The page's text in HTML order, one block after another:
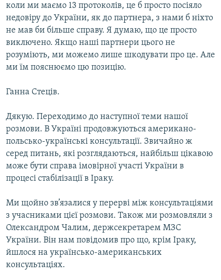
коли ми маємо 13 протоколів, це б просто посіяло
недовіру до України, як до партнера, з нами б ніхто
не мав би більше справу. Я думаю, що це просто
виключено. Якщо наші партнери цього не
розуміють, ми можемо лише шкодувати про це. Але
ми їм пояснюємо цю позицію.
Ганна Стеців.
Дякую. Переходимо до наступної теми нашої
розмови. В Україні продовжуються американо-
польсько-українські консультації. Звичайно ж
серед питань, які розглядаються, найбільш цікавою
може бути справа імовірної участі України в
процесі стабілізації в Іраку.
Ми щойно зв’язалися у перерві між консультаціями
з учасниками цієї розмови. Також ми розмовляли з
Олександром Чалим, держсекретарем МЗС
України. Він нам повідомив про що, крім Іраку,
йшлося на українсько-американських
консультаціях.